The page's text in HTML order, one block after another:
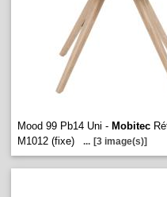
Mood 99 Pb14 Uni - Mobitec
M1012 (fixe)
... [3 image(s)]